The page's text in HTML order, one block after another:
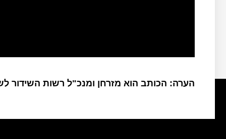
הערה: הכותב הוא מזרחן ומנכ"ל רשות השידור